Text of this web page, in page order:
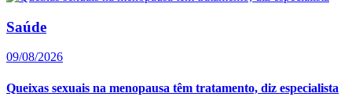
Saúde
09/08/2026
Queixas sexuais na menopausa têm tratamento, diz especialista